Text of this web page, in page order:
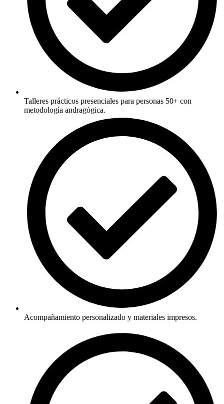
Talleres prácticos presenciales para personas 50+ con
metodología andragógica.
Acompañamiento personalizado y materiales impresos.